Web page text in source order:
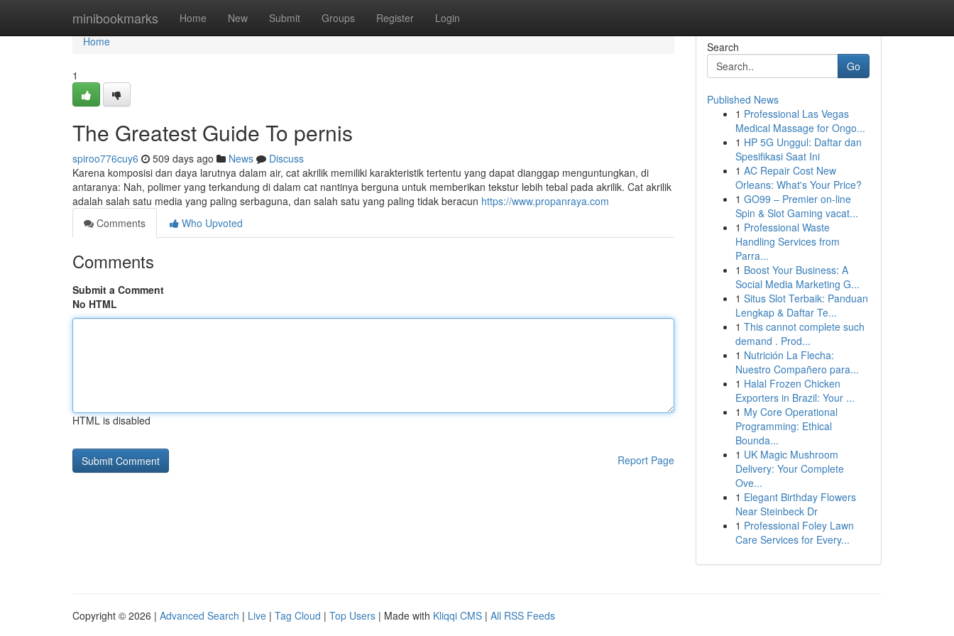
minibookmarks Home New Submit Groups Register Login
Home
Home
1
The Greatest Guide To pernis
spiroo776cuy6 509 days ago News
Discuss
Karena komposisi dan daya larutnya dalam air, cat akrilik memiliki karakteristik tertentu yang dapat dianggap menguntungkan, di
antaranya: Nah, polimer yang terkandung di dalam cat nantinya berguna untuk memberikan tekstur lebih tebal pada akrilik. Cat akrilik
adalah salah satu media yang paling serbaguna, dan salah satu yang paling tidak beracun https://www.propanraya.com
Comments
Who Upvoted
Comments
Submit a Comment
No HTML
HTML is disabled
Report Page
Search
Go
Published News
1 Professional Las Vegas
Medical Massage for Ongo...
1 HP 5G Unggul: Daftar dan
Spesifikasi Saat Ini
1 AC Repair Cost New
Orleans: What's Your Price?
1 GO99 – Premier on-line
Spin & Slot Gaming vacat...
1 Professional Waste
Handling Services from
Parra...
1 Boost Your Business: A
Social Media Marketing G...
1 Situs Slot Terbaik: Panduan
Lengkap & Daftar Te...
1 This cannot complete such
demand . Prod...
1 Nutrición La Flecha:
Nuestro Compañero para...
1 Halal Frozen Chicken
Exporters in Brazil: Your ...
1 My Core Operational
Programming: Ethical
Bounda...
1 UK Magic Mushroom
Delivery: Your Complete
Ove...
1 Elegant Birthday Flowers
Near Steinbeck Dr
1 Professional Foley Lawn
Care Services for Every...
Copyright © 2026 | Advanced Search | Live | Tag Cloud | Top Users | Made with Kliqqi CMS | All RSS Feeds